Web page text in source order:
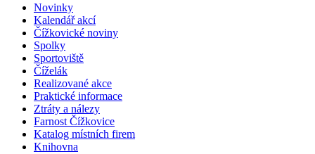
Novinky
Kalendář akcí
Čížkovické noviny
Spolky
Sportoviště
Číželák
Realizované akce
Praktické informace
Ztráty a nálezy
Farnost Čížkovice
Katalog místních firem
Knihovna